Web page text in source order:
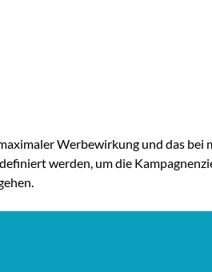
Werbewirkung und das bei
werden, um die